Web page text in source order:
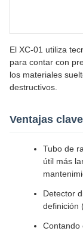
El XC-01 utiliza
para contar con
los materiales
destructivos.
Ventajas clave
Tubo de
útil más
Detector
definición
Contando